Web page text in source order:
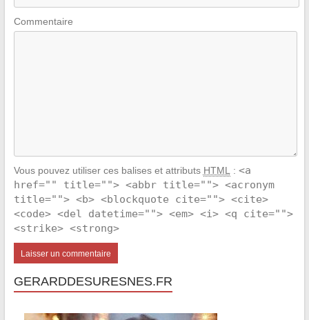
Commentaire
Vous pouvez utiliser ces balises et attributs HTML : <a
href="" title=""> <abbr title=""> <acronym
title=""> <b> <blockquote cite=""> <cite>
<code> <del datetime=""> <em> <i> <q cite="">
<strike> <strong>
GERARDDESURESNES.FR